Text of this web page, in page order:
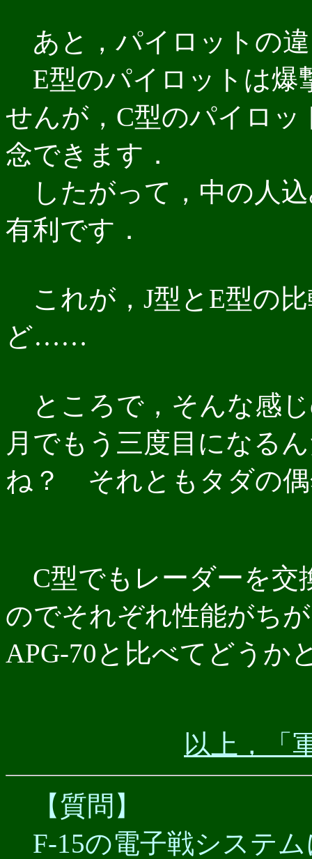
あと，パイロットの
E型のパイロットは爆
せんが，C型のパイロ
念できます．
したがって，中の人
有利です．
これが，J型とE型の
ど……
ところで，そんな感
月でもう三度目になる
ね？ それともタダの
C型でもレーダーを交
のでそれぞれ性能がち
APG-70と比べてどうか
以上，「
【質問】
F-15の電子戦システ